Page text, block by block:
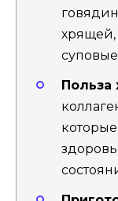
хрящей,
Польза